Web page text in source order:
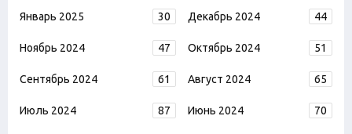
Январь 2025 30 Декабрь 2024 44
Ноябрь 2024 47 Октябрь 2024 51
Сентябрь 2024 61 Август 2024 65
Июль 2024 87 Июнь 2024 70